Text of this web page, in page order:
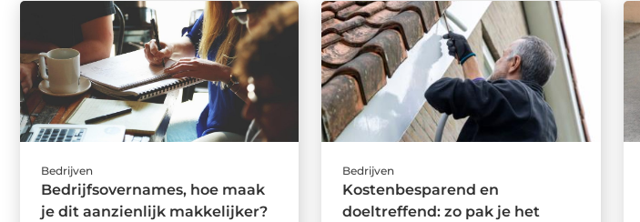
Bedrijven
Bedrijfsovernames, hoe maak
je dit aanzienlijk makkelijker?
Bedrijven
Kostenbesparend en
doeltreffend: zo pak je het